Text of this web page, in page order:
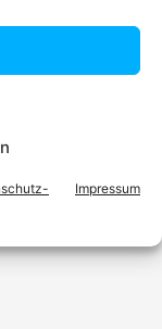
Impressum